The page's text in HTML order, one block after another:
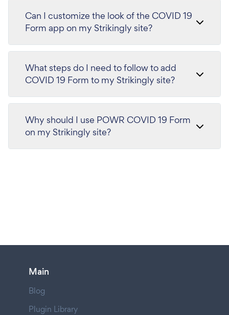
Can I customize the look of the COVID 19
Form app on my Strikingly site?
What steps do I need to follow to add
COVID 19 Form to my Strikingly site?
Why should I use POWR COVID 19 Form
on my Strikingly site?
Main
Blog
Plugin Library